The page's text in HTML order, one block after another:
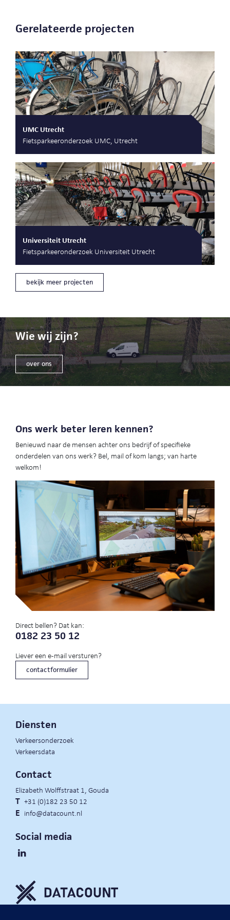
Gerelateerde projecten
UMC Utrecht
Fietsparkeeronderzoek UMC, Utrecht
Universiteit Utrecht
Fietsparkeeronderzoek Universiteit Utrecht
bekijk meer projecten
Wie wij zijn?
over ons
Ons werk beter leren kennen?
Benieuwd naar de mensen achter ons bedrijf of specifieke
onderdelen van ons werk? Bel, mail of kom langs; van harte
welkom!
Direct bellen? Dat kan:
0182 23 50 12
Liever een e-mail versturen?
contactformulier
Diensten
Verkeersonderzoek
Verkeersdata
Contact
Elizabeth Wolffstraat 1, Gouda
T +31 (0)182 23 50 12
E info@datacount.nl
Social media